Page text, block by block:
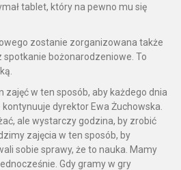
tablet, który na pewno mu się
zostanie zorganizowana także
spotkanie bożonarodzeniowe. To
zajęć w ten sposób, aby każdego dnia
dyrektor Ewa Żuchowska.
ale wystarczy godzina, by zrobić
zajęcia w ten sposób, by
sobie sprawy, że to nauka. Mamy
Gdy gramy w gry